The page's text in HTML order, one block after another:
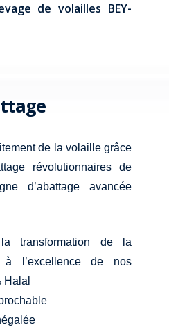
de volailles BEY-
de la volaille grâce
révolutionnaires de
d’abattage avancée
la transformation de la
à l’excellence de nos
Halal